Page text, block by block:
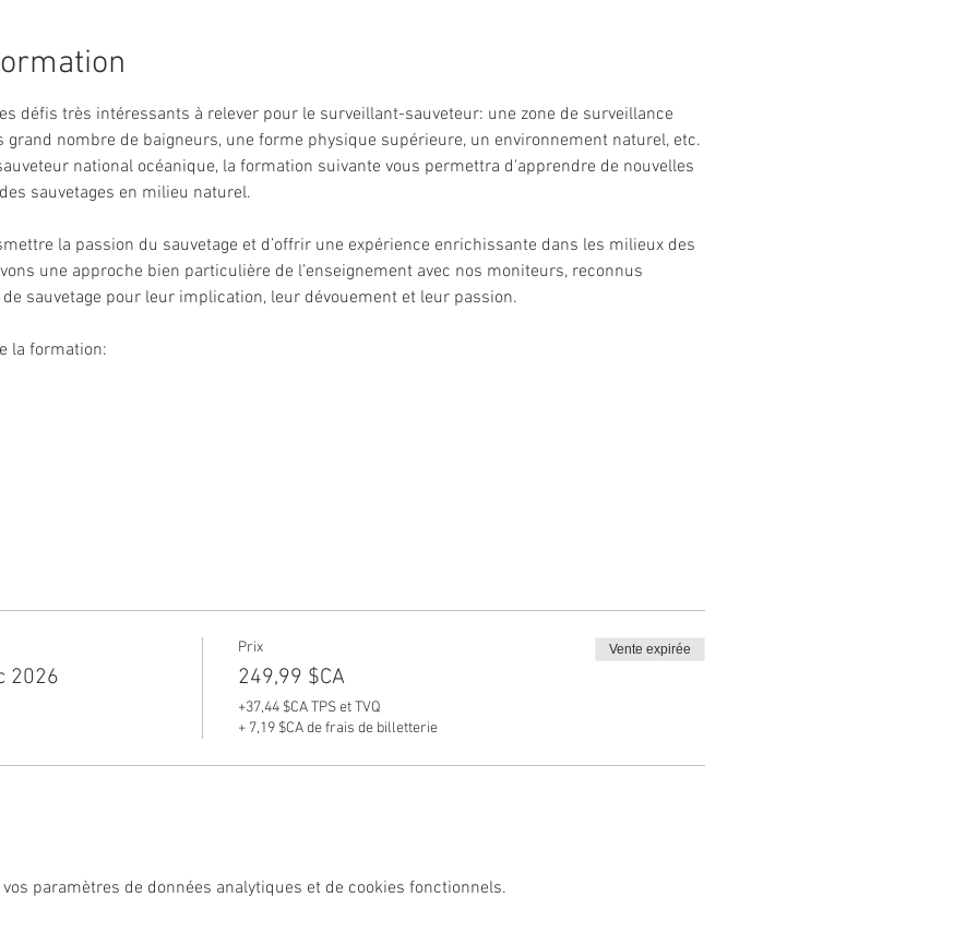
défis très intéressants à relever pour le surveillant-sauveteur: une zone de surveillance
grand nombre de baigneurs, une forme physique supérieure, un environnement naturel, etc.
national océanique, la formation suivante vous permettra d'apprendre de nouvelles
sauvetages en milieu naturel.
la passion du sauvetage et d’offrir une expérience enrichissante dans les milieux des
une approche bien particulière de l’enseignement avec nos moniteurs, reconnus
sauvetage pour leur implication, leur dévouement et leur passion.
la formation:
2026
Prix
249,99 $CA
+37,44 $CA TPS et TVQ
+ 7,19 $CA de frais de billetterie
Vente expirée
paramètres de données analytiques et de cookies fonctionnels.